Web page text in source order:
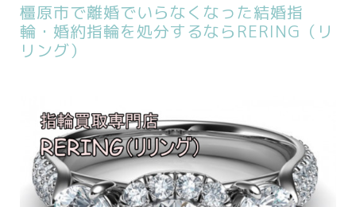
橿原市で離婚でいらなくなった結婚指
輪・婚約指輪を処分するならRERING（リ
リング）